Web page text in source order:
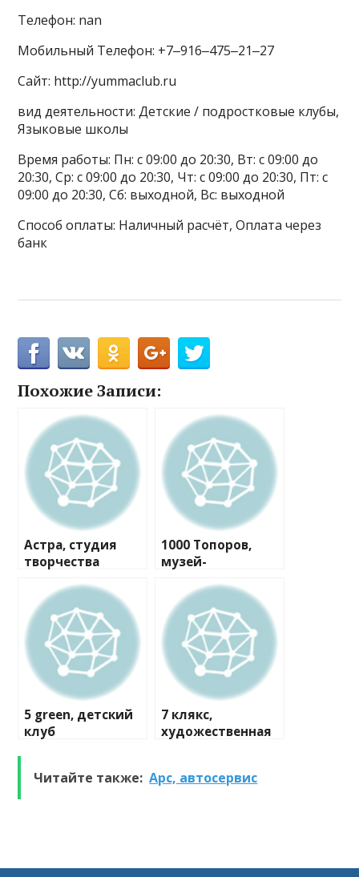
Телефон: nan
Мобильный Телефон: +7‒916‒475‒21‒27
Сайт: http://yummaclub.ru
вид деятельности: Детские / подростковые клубы,
Языковые школы
Время работы: Пн: с 09:00 до 20:30, Вт: с 09:00 до
20:30, Ср: с 09:00 до 20:30, Чт: с 09:00 до 20:30, Пт: с
09:00 до 20:30, Сб: выходной, Вс: выходной
Способ оплаты: Наличный расчёт, Оплата через
банк
Похожие Записи:
Астра, студия
творчества
1000 Топоров,
музей-
5 green, детский
клуб
7 клякс,
художественная
Читайте также: Арс, автосервис